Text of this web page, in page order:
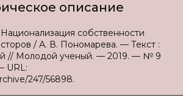
описание
собственности
/ А. В. Пономарева. — Текст :
// Молодой ученый. — 2019. — № 9
URL:
247/56898.